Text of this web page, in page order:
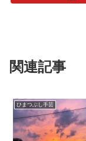
関連記事
ひまつぶし手芸